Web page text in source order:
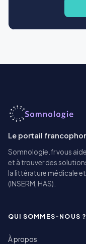
Le portail
Somnologie.fr vous
et à trouver des
la littérature médicale
(INSERM, HAS).
QUI SOMMES-NOUS ?
À propos